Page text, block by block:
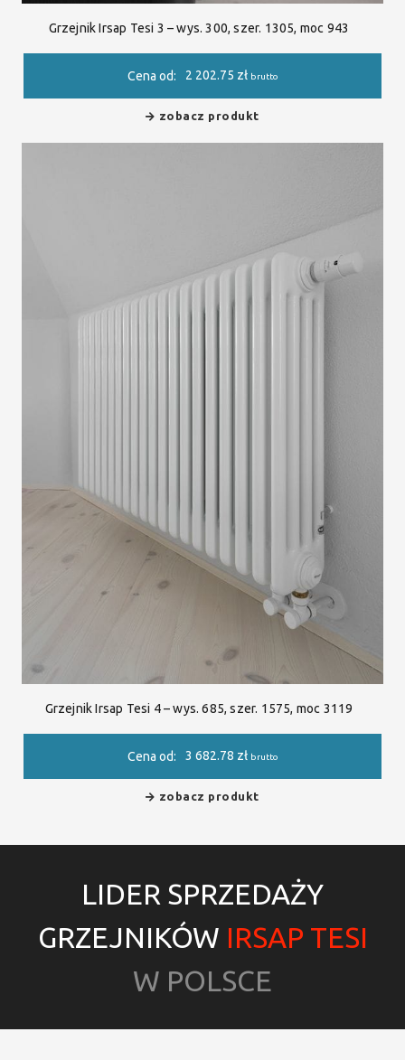
Grzejnik Irsap Tesi 3 – wys. 300, szer. 1305, moc 943
Cena od: 2 202.75 zł brutto
zobacz produkt
Grzejnik Irsap Tesi 4 – wys. 685, szer. 1575, moc 3119
Cena od: 3 682.78 zł brutto
zobacz produkt
LIDER SPRZEDAŻY
GRZEJNIKÓW IRSAP TESI
W POLSCE